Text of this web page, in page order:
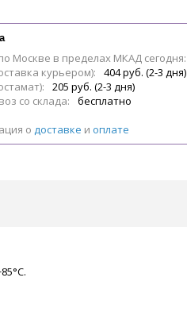
Москве в пределах МКАД сегодня:
курьером):
404 руб. (2-3 дня)
205 руб. (2-3 дня)
со склада:
бесплатно
о доставке и оплате